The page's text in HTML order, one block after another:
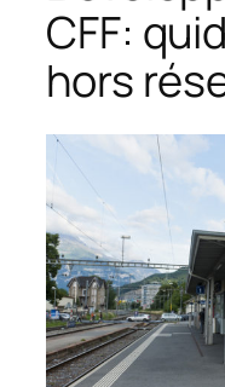
CFF:
hors